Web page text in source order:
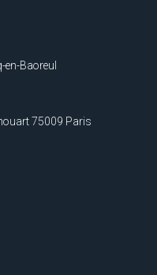
en-Baoreul
75009 Paris